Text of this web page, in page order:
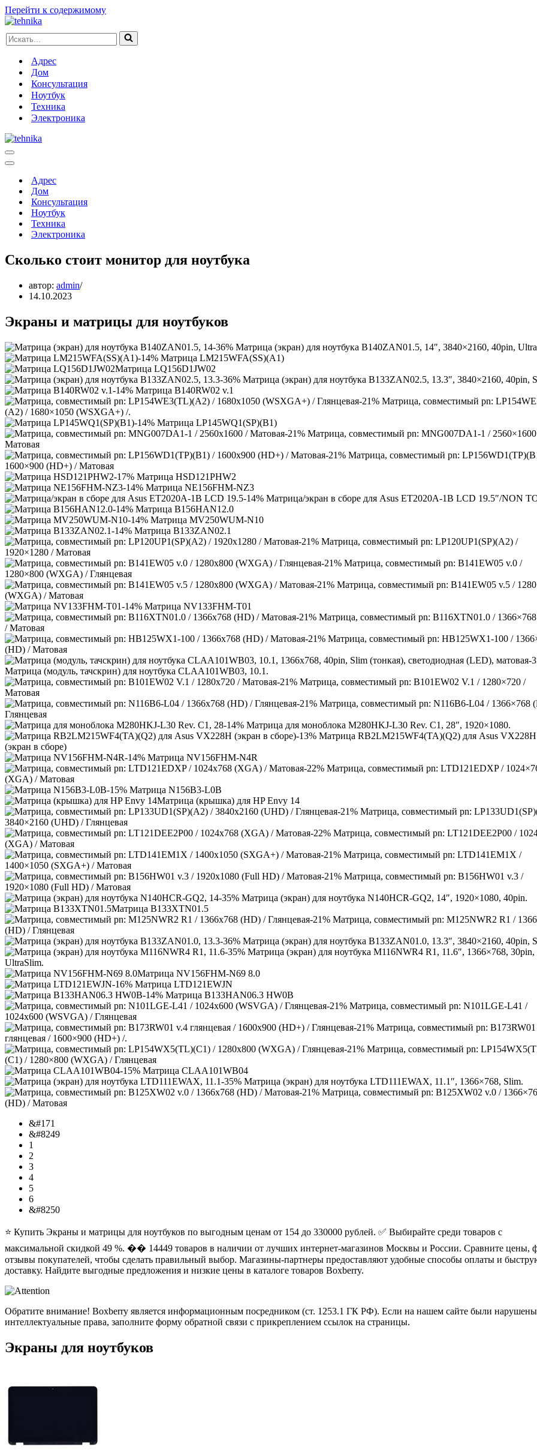
Перейти к содержимому
Искать...
Адрес
Дом
Консультация
Ноутбук
Техника
Электроника
Меню
навигации
Меню
навигацииАдрес
Дом
Консультация
Ноутбук
Техника
Электроника
Сколько стоит монитор для ноутбука
автор: admin
14.10.2023
Экраны и матрицы для ноутбуков
-36% Матрица (экран) для ноутбука B140ZAN01.5, 14″, 3840×2160, 40pin,
-14% Матрица LM215WFA(SS)(A1)
Матрица LQ156D1JW02
-36% Матрица (экран) для ноутбука B133ZAN02.5, 13.3″, 3840×2160, 40pin,
-14% Матрица B140RW02 v.1
-21% Матрица, совместимый pn:
(A2) / 1680×1050 (WSXGA+) /.
-14% Матрица LP145WQ1(SP)(B1)
-21% Матрица, совместимый pn: MNG007DA1-1 /
Матовая
-21% Матрица, совместимый pn:
1600×900 (HD+) / Матовая
-17% Матрица HSD121PHW2
-14% Матрица NE156FHM-NZ3
-14% Матрица/экран в сборе для Asus ET2020A-1B LCD 19.5″/NON
-14% Матрица B156HAN12.0
-14% Матрица MV250WUM-N10
-14% Матрица B133ZAN02.1
-21% Матрица, совместимый pn: LP120UP1(SP)(A2) /
1920×1280 / Матовая
-21% Матрица, совместимый pn: B141EW05 v.0 /
1280×800 (WXGA) / Глянцевая
-21% Матрица, совместимый pn: B141EW05 v.5 /
(WXGA) / Матовая
-14% Матрица NV133FHM-T01
-21% Матрица, совместимый pn: B116XTN01.0 /
/ Матовая
-21% Матрица, совместимый pn: HB125WX1-100 /
(HD) / Матовая
-
Матрица (модуль, тачскрин) для ноутбука CLAA101WB03, 10.1.
-21% Матрица, совместимый pn: B101EW02 V.1 / 1280×720 /
Матовая
-21% Матрица, совместимый pn: N116B6-L04 / 1366×768
Глянцевая
-14% Матрица для моноблока M280HKJ-L30 Rev. C1, 28″, 1920×1080.
-13% Матрица RB2LM215WF4(TA)(Q2) для Asus VX228H
(экран в сборе)
-14% Матрица NV156FHM-N4R
-22% Матрица, совместимый pn: LTD121EDXP /
(XGA) / Матовая
-15% Матрица N156B3-L0B
Матрица (крышка) для HP Envy 14
-21% Матрица, совместимый pn:
3840×2160 (UHD) / Глянцевая
-22% Матрица, совместимый pn: LT121DEE2P00 /
(XGA) / Матовая
-21% Матрица, совместимый pn: LTD141EM1X /
1400×1050 (SXGA+) / Матовая
-21% Матрица, совместимый pn: B156HW01 v.3 /
1920×1080 (Full HD) / Матовая
-35% Матрица (экран) для ноутбука N140HCR-GQ2, 14″, 1920×1080, 40pin.
Матрица B133XTN01.5
-21% Матрица, совместимый pn: M125NWR2 R1 /
(HD) / Глянцевая
-36% Матрица (экран) для ноутбука B133ZAN01.0, 13.3″, 3840×2160, 40pin,
-35% Матрица (экран) для ноутбука M116NWR4 R1, 11.6″, 1366×768, 30pin,
UltraSlim.
Матрица NV156FHM-N69 8.0
-16% Матрица LTD121EWJN
-14% Матрица B133HAN06.3 HW0B
-21% Матрица, совместимый pn: N101LGE-L41 /
1024х600 (WSVGA) / Глянцевая
-21% Матрица, совместимый pn: B173RW01
глянцевая / 1600×900 (HD+) /.
-21% Матрица, совместимый pn:
(C1) / 1280×800 (WXGA) / Глянцевая
-15% Матрица CLAA101WB04
-35% Матрица (экран) для ноутбука LTD111EWAX, 11.1″, 1366×768, Slim.
-21% Матрица, совместимый pn: B125XW02 v.0 /
(HD) / Матовая
&#171
&#8249
1
2
3
4
5
6
&#8250
⭐ Купить Экраны и матрицы для ноутбуков по выгодным ценам от 154 до 330000 рублей. ✅ Выбирайте среди товаров с
максимальной скидкой 49 %. ��️ 14449 товаров в наличии от лучших интернет-магазинов Москвы и России. Сравните цены,
отзывы покупателей, чтобы сделать правильный выбор. Магазины-партнеры предоставляют удобные способы оплаты и
доставку. Найдите выгодные предложения и низкие цены в каталоге товаров Boxberry.
Обратите внимание! Boxberry является информационным посредником (ст. 1253.1 ГК РФ). Если на нашем сайте были
интеллектуальные права, заполните форму обратной связи с прикреплением ссылок на страницы.
Экраны для ноутбуков